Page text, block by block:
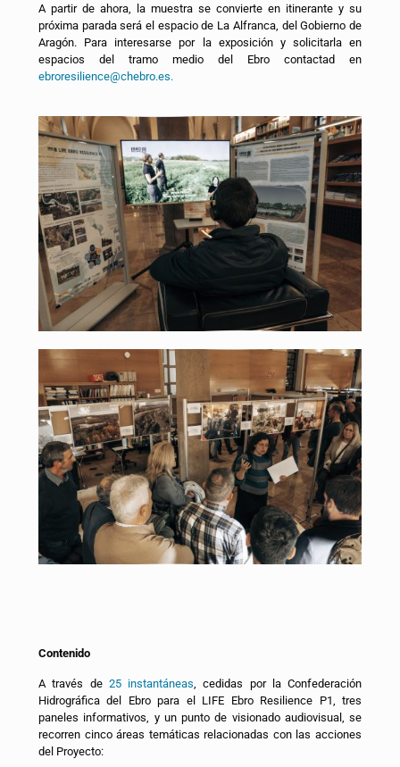
A partir de ahora, la muestra se convierte en itinerante y su
próxima parada será el espacio de La Alfranca, del Gobierno de
Aragón. Para interesarse por la exposición y solicitarla en
espacios del tramo medio del Ebro contactad en
ebroresilience@chebro.es.
Contenido
A través de 25 instantáneas, cedidas por la Confederación
Hidrográfica del Ebro para el LIFE Ebro Resilience P1, tres
paneles informativos, y un punto de visionado audiovisual, se
recorren cinco áreas temáticas relacionadas con las acciones
del Proyecto: